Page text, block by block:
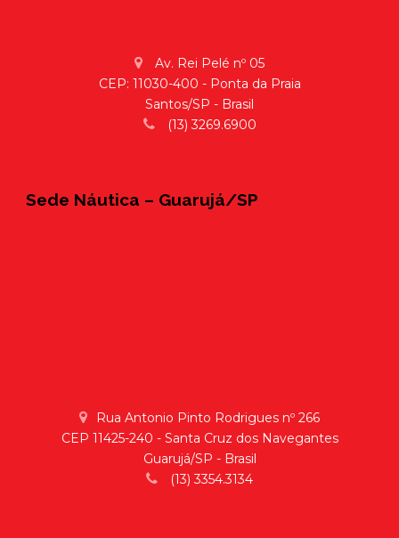
Av. Rei Pelé nº 05
CEP: 11030-400 - Ponta da Praia
Santos/SP - Brasil
(13) 3269.6900
Sede Náutica – Guarujá/SP
Rua Antonio Pinto Rodrigues nº 266
CEP 11425-240 - Santa Cruz dos Navegantes
Guarujá/SP - Brasil
(13) 3354.3134